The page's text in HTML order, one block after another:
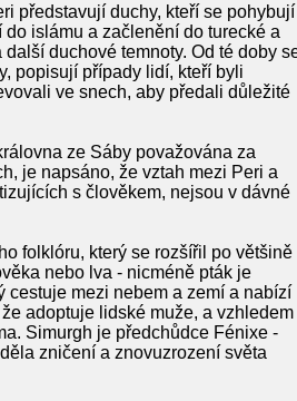
představují duchy, kteří se pohybují
islámu a začlenění do turecké a
duchové temnoty. Od té doby
popisují případy lidí, kteří byli
ve snech, aby předali důležité
ze Sáby považována za
je napsáno, že vztah mezi Peri a
s člověkem, nejsou v dávné
folklóru, který se rozšířil po většině
nebo lva - nicméně pták je
cestuje mezi nebem a zemí a nabízí
adoptuje lidské muže, a vzhledem
Simurgh je předchůdce Fénixe -
zničení a znovuzrození světa